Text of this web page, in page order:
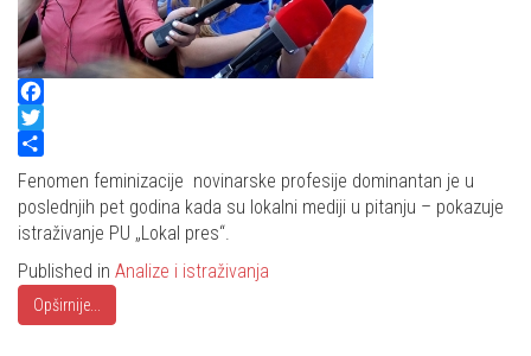
Facebook
Twitter
Share
Fenomen feminizacije novinarske profesije dominantan je u
poslednjih pet godina kada su lokalni mediji u pitanju – pokazuje
istraživanje PU „Lokal pres“.
Published in Analize i istraživanja
Opširnije...